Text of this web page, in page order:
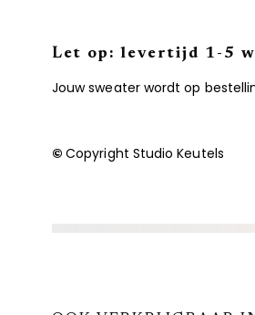
Let op: levertijd 1-5
Jouw sweater wordt op
©Copyright Studio Keutels